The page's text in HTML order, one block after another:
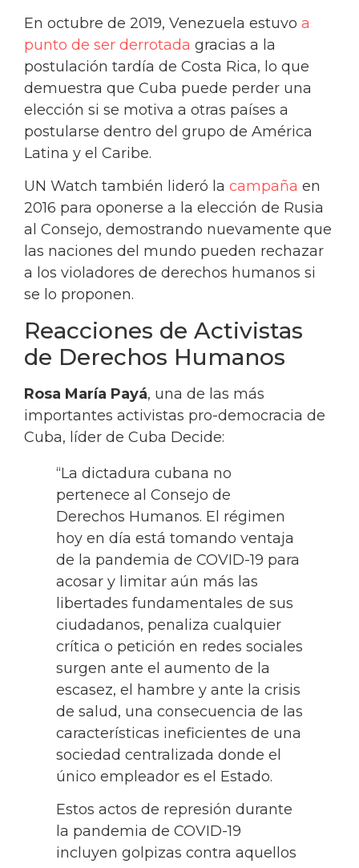
En octubre de 2019, Venezuela estuvo a
punto de ser derrotada gracias a la
postulación tardía de Costa Rica, lo que
demuestra que Cuba puede perder una
elección si se motiva a otras países a
postularse dentro del grupo de América
Latina y el Caribe.
UN Watch también lideró la campaña en
2016 para oponerse a la elección de Rusia
al Consejo, demostrando nuevamente que
las naciones del mundo pueden rechazar
a los violadores de derechos humanos si
se lo proponen.
Reacciones de Activistas
de Derechos Humanos
Rosa María Payá, una de las más
importantes activistas pro-democracia de
Cuba, líder de Cuba Decide:
“La dictadura cubana no
pertenece al Consejo de
Derechos Humanos. El régimen
hoy en día está tomando ventaja
de la pandemia de COVID-19 para
acosar y limitar aún más las
libertades fundamentales de sus
ciudadanos, penaliza cualquier
crítica o petición en redes sociales
surgen ante el aumento de la
escasez, el hambre y ante la crisis
de salud, una consecuencia de las
características ineficientes de una
sociedad centralizada donde el
único empleador es el Estado.
Estos actos de represión durante
la pandemia de COVID-19
incluyen golpizas contra aquellos